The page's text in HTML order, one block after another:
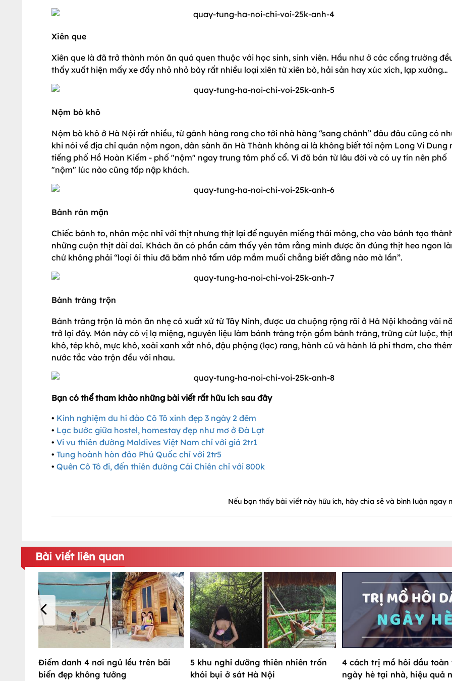
Xiên que
Xiên que là đã trở thành món ăn quá quen thuộc với học sinh, sinh viên. Hầu như ở các cổng trường
thấy xuất hiện mấy xe đẩy nhỏ nhỏ bày rất nhiều loại xiên từ xiên bò, hải sản hay xúc xích, lạp xưởng…
Nộm bò khô
Nộm bò khô ở Hà Nội rất nhiều, từ gánh hàng rong cho tới nhà hàng “sang chảnh” đâu đâu cũng có
khi nói về địa chỉ quán nộm ngon, dân sành ăn Hà Thành không ai là không biết tới nộm Long Vi Dung
tiếng phố Hồ Hoàn Kiếm - phố "nộm" ngay trung tâm phố cổ. Vì đã bán từ lâu đời và có uy tín nên phố
"nộm" lúc nào cũng tấp nập khách.
Bánh rán mặn
Chiếc bánh to, nhân mộc nhĩ với thịt nhưng thịt lại để nguyên miếng thái mỏng, cho vào bánh tạo
những cuộn thịt dài dai. Khách ăn có phần cảm thấy yên tâm rằng mình được ăn đúng thịt heo ngon
chứ không phải “loại ôi thiu đã băm nhỏ tẩm ướp mắm muối chẳng biết đằng nào mà lần”.
Bánh tráng trộn
Bánh tráng trộn là món ăn nhẹ có xuất xứ từ Tây Ninh, được ưa chuộng rộng rãi ở Hà Nội khoảng vài
trở lại đây. Món này có vị lạ miệng, nguyên liệu làm bánh tráng trộn gồm bánh tráng, trứng cút luộc,
khô, tép khô, mực khô, xoài xanh xắt nhỏ, đậu phộng (lạc) rang, hành củ và hành lá phi thơm, cho
nước tắc vào trộn đều với nhau.
Bạn có thể tham khảo những bài viết rất hữu ích sau đây
• Kinh nghiệm du hí đảo Cô Tô xinh đẹp 3 ngày 2 đêm
• Lạc bước giữa hostel, homestay đẹp như mơ ở Đà Lạt
• Vi vu thiên đường Maldives Việt Nam chỉ với giá 2tr1
• Tung hoành hòn đảo Phú Quốc chỉ với 2tr5
• Quên Cô Tô đi, đến thiên đường Cái Chiên chỉ với 800k
Nếu bạn thấy bài viết này hữu ích, hãy chia sẻ và bình luận ngay
Bài viết liên quan
Điểm danh 4 nơi ngủ lều trên bãi
biển đẹp không tưởng
5 khu nghỉ dưỡng thiên nhiên trốn
khói bụi ở sát Hà Nội
4 cách trị mồ hôi dầu toàn
ngày hè tại nhà, hiệu quả